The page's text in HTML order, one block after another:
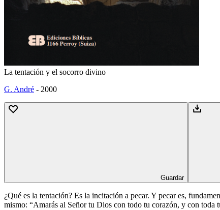
La tentación y el socorro divino
G. André - 2000
Guardar
¿Qué es la tentación? Es la incitación a pecar. Y pecar es,
mismo: “Amarás al Señor tu Dios con todo tu corazón, y con